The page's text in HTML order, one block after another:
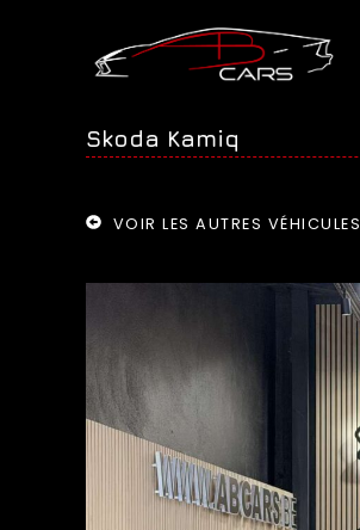
Skoda Kamiq
VOIR LES AUTRES VÉHICULES